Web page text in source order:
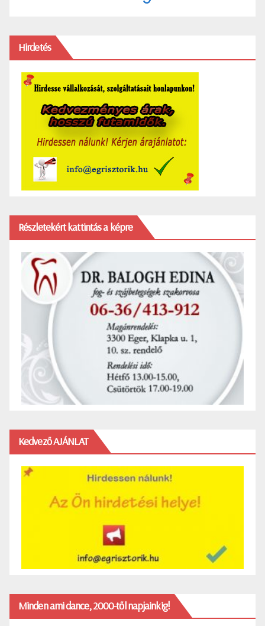
Hirdetés
Részletekért kattintás a képre
Kedvező AJÁNLAT
Minden ami dance, 2000-től napjainkig!